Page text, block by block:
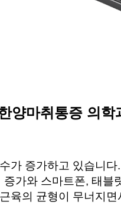
양마취통증 의학
가 증가하고 있습니다.
증가와 스마트폰, 태블
육의 균형이 무너지